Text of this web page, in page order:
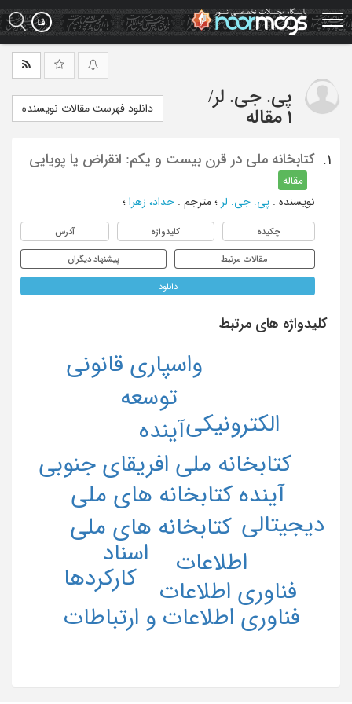
Skip
to
main
پی. جی. لر/
1 مقاله
دانلود فهرست مقالات نویسنده
1. کتابخانه ملی در قرن بیست و یکم: انقراض یا پویایی
مقاله
نویسنده : پی. جی. لر ؛ مترجم : حداد، زهرا ؛
چکیده کلیدواژه آدرس
مقالات مرتبط پیشنهاد دیگران
دانلود
کلیدواژه های مرتبط
آینده کتابخانه های ملی
کتابخانه ملی افریقای جنوبی
کتابخانه های ملی
آینده
اسناد اطلاعات
الکترونیکی
توسعه
دیجیتالی
فناوری اطلاعات
فناوری اطلاعات و ارتباطات
واسپاری قانونی
کارکردها